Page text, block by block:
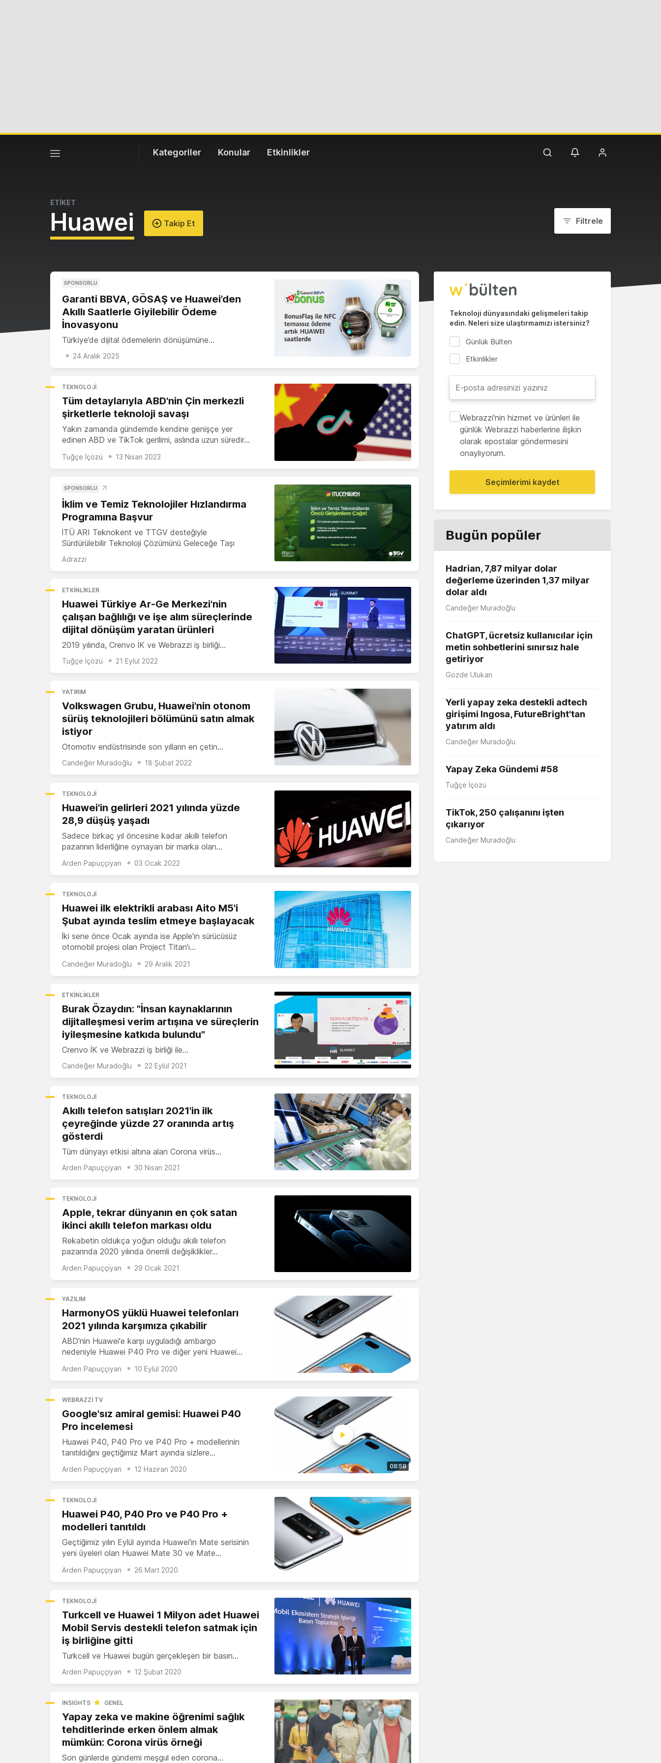
Kategoriler Konular Etkinlikler
ETİKET
Huawei Takip Et Filtrele
SPONSORLU
Garanti BBVA, GÖSAŞ ve Huawei’den
Akıllı Saatlerle Giyilebilir Ödeme
İnovasyonu
Türkiye’de dijital ödemelerin dönüşümüne…
24 Aralık 2025
TEKNOLOJI
Tüm detaylarıyla ABD'nin Çin merkezli
şirketlerle teknoloji savaşı
Yakın zamanda gündemde kendine genişçe yer
edinen ABD ve TikTok gerilimi, aslında uzun süredir…
Tuğçe İçözü 13 Nisan 2023
SPONSORLU
İklim ve Temiz Teknolojiler Hızlandırma
Programına Başvur
İTÜ ARI Teknokent ve TTGV desteğiyle
Sürdürülebilir Teknoloji Çözümünü Geleceğe Taşı
Adrazzi
ETKINLIKLER
Huawei Türkiye Ar-Ge Merkezi'nin
çalışan bağlılığı ve işe alım süreçlerinde
dijital dönüşüm yaratan ürünleri
2019 yılında, Crenvo İK ve Webrazzi iş birliği…
Tuğçe İçözü 21 Eylül 2022
YATIRIM
Volkswagen Grubu, Huawei'nin otonom
sürüş teknolojileri bölümünü satın almak
istiyor
Otomotiv endüstrisinde son yılların en çetin…
Candeğer Muradoğlu 18 Şubat 2022
TEKNOLOJI
Huawei'in gelirleri 2021 yılında yüzde
28,9 düşüş yaşadı
Sadece birkaç yıl öncesine kadar akıllı telefon
pazarının liderliğine oynayan bir marka olan…
Arden Papuççiyan 03 Ocak 2022
TEKNOLOJI
Huawei ilk elektrikli arabası Aito M5'i
Şubat ayında teslim etmeye başlayacak
İki sene önce Ocak ayında ise Apple'ın sürücüsüz
otomobil projesi olan Project Titan'ı…
Candeğer Muradoğlu 29 Aralık 2021
ETKINLIKLER
Burak Özaydın: "İnsan kaynaklarının
dijitalleşmesi verim artışına ve süreçlerin
iyileşmesine katkıda bulundu"
Crenvo İK ve Webrazzi iş birliği ile…
Candeğer Muradoğlu 22 Eylül 2021
TEKNOLOJI
Akıllı telefon satışları 2021'in ilk
çeyreğinde yüzde 27 oranında artış
gösterdi
Tüm dünyayı etkisi altına alan Corona virüs…
Arden Papuççiyan 30 Nisan 2021
TEKNOLOJI
Apple, tekrar dünyanın en çok satan
ikinci akıllı telefon markası oldu
Rekabetin oldukça yoğun olduğu akıllı telefon
pazarında 2020 yılında önemli değişiklikler…
Arden Papuççiyan 29 Ocak 2021
YAZILIM
HarmonyOS yüklü Huawei telefonları
2021 yılında karşımıza çıkabilir
ABD'nin Huawei'e karşı uyguladığı ambargo
nedeniyle Huawei P40 Pro ve diğer yeni Huawei…
Arden Papuççiyan 10 Eylül 2020
WEBRAZZI TV
Google'sız amiral gemisi: Huawei P40
Pro incelemesi
Huawei P40, P40 Pro ve P40 Pro + modellerinin
tanıtıldığını geçtiğimiz Mart ayında sizlere…
08:58
Arden Papuççiyan 12 Haziran 2020
TEKNOLOJI
Huawei P40, P40 Pro ve P40 Pro +
modelleri tanıtıldı
Geçtiğimiz yılın Eylül ayında Huawei'in Mate serisinin
yeni üyeleri olan Huawei Mate 30 ve Mate…
Arden Papuççiyan 26 Mart 2020
TEKNOLOJI
Turkcell ve Huawei 1 Milyon adet Huawei
Mobil Servis destekli telefon satmak için
iş birliğine gitti
Turkcell ve Huawei bugün gerçekleşen bir basın…
Arden Papuççiyan 12 Şubat 2020
INSIGHTS GENEL
Yapay zeka ve makine öğrenimi sağlık
tehditlerinde erken önlem almak
mümkün: Corona virüs örneği
Son günlerde gündemi meşgul eden corona…
Teknoloji dünyasındaki gelişmeleri takip
edin. Neleri size ulaştırmamızı istersiniz?
Günlük Bülten
Etkinlikler
Webrazzi'nin hizmet ve ürünleri ile
günlük Webrazzi haberlerine ilişkin
olarak epostalar göndermesini
onaylıyorum.
Seçimlerimi kaydet
Bugün popüler
Hadrian, 7,87 milyar dolar
değerleme üzerinden 1,37 milyar
dolar aldı
Candeğer Muradoğlu
ChatGPT, ücretsiz kullanıcılar için
metin sohbetlerini sınırsız hale
getiriyor
Gözde Ulukan
Yerli yapay zeka destekli adtech
girişimi Ingosa, FutureBright'tan
yatırım aldı
Candeğer Muradoğlu
Yapay Zeka Gündemi #58
Tuğçe İçözü
TikTok, 250 çalışanını işten
çıkarıyor
Candeğer Muradoğlu